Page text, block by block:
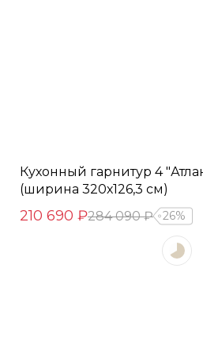
Кухонный гарнитур 4
(ширина 320х126,3 см)
210 690 ₽284 090 ₽ 26%